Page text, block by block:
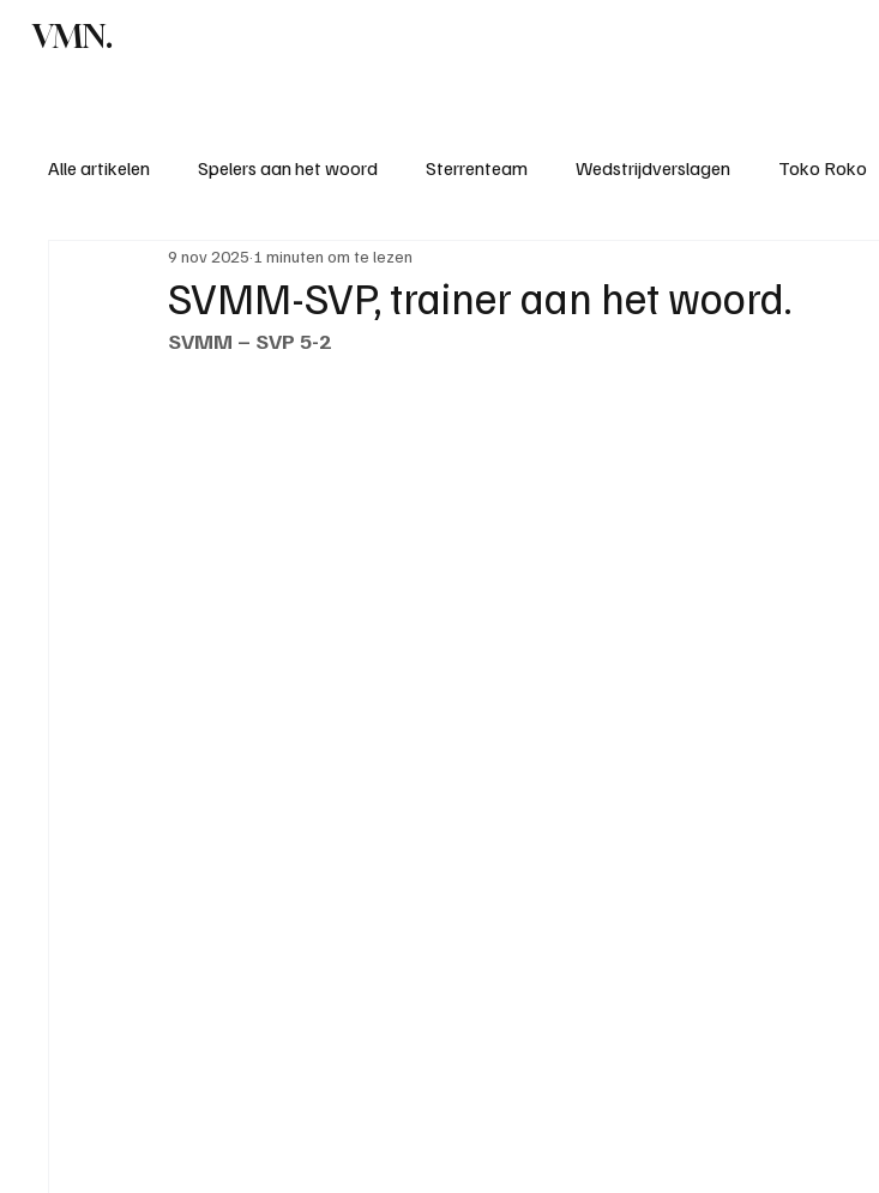
VMN.
Alle artikelen Spelers aan het woord Sterrenteam Wedstrijdverslagen Toko Roko
Standen & uitslagen KM - Meest sportieve ploeg
SVMM-SVP, trainer aan het woord.
9 nov 2025 1 minuten om te lezen
SVMM – SVP 5-2